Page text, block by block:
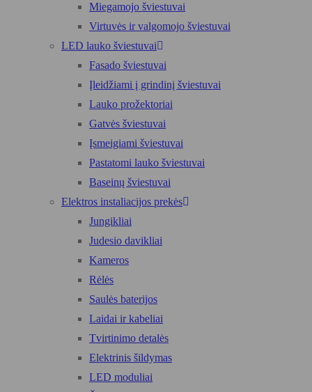
Miegamojo šviestuvai
Virtuvės ir valgomojo šviestuvai
LED lauko šviestuvai
Fasado šviestuvai
Įleidžiami į grindinį šviestuvai
Lauko prožektoriai
Gatvės šviestuvai
Įsmeigiami šviestuvai
Pastatomi lauko šviestuvai
Baseinų šviestuvai
Elektros instaliacijos prekės
Jungikliai
Judesio davikliai
Kameros
Rėlės
Saulės baterijos
Laidai ir kabeliai
Tvirtinimo detalės
Elektrinis šildymas
LED moduliai